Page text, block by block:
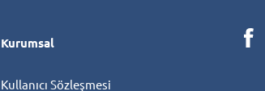
Kurumsal
Kullanıcı Sözleşmesi